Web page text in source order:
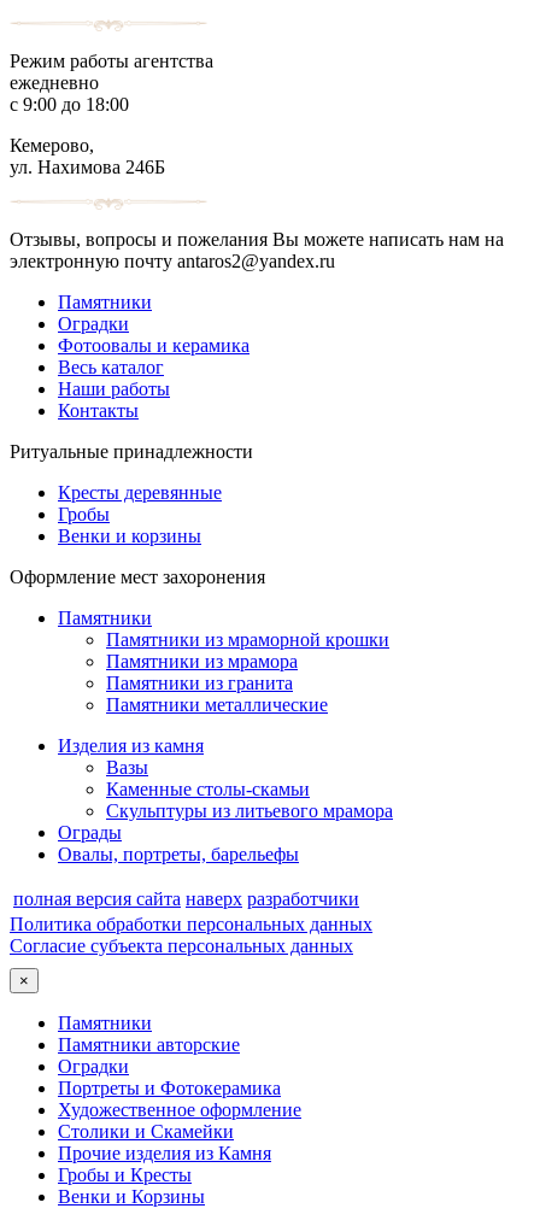
Режим работы агентства
ежедневно
с 9:00 до 18:00
Кемерово,
ул. Нахимова 246Б
Отзывы, вопросы и пожелания Вы можете написать нам на
электронную почту antaros2@yandex.ru
Памятники
Оградки
Фотоовалы и керамика
Весь каталог
Наши работы
Контакты
Ритуальные принадлежности
Кресты деревянные
Гробы
Венки и корзины
Оформление мест захоронения
Памятники
Памятники из мраморной крошки
Памятники из мрамора
Памятники из гранита
Памятники металлические
Изделия из камня
Вазы
Каменные столы-скамьи
Скульптуры из литьевого мрамора
Ограды
Овалы, портреты, барельефы
полная версия сайта наверх разработчики
Политика обработки персональных данных
Согласие субъекта персональных данных
×
Памятники
Памятники авторские
Оградки
Портреты и Фотокерамика
Художественное оформление
Столики и Скамейки
Прочие изделия из Камня
Гробы и Кресты
Венки и Корзины